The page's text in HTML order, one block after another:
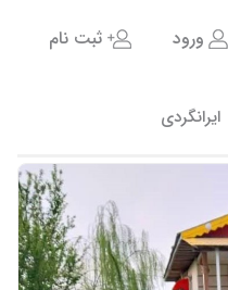
ایرانگردی
ورود ثبت نام